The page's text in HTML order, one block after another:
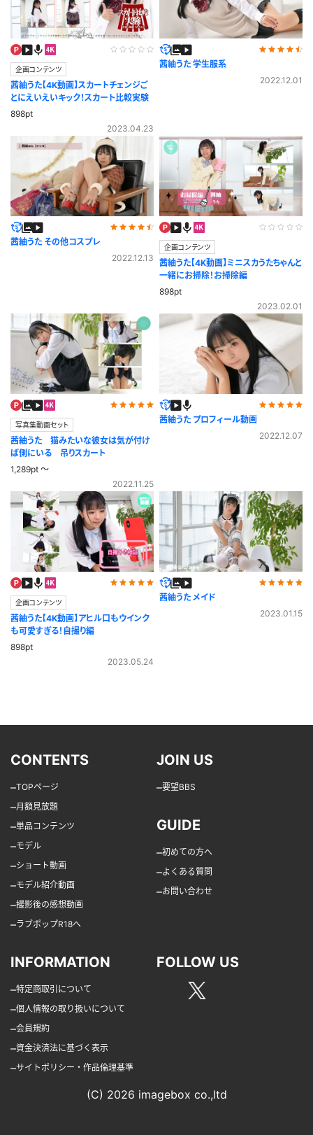
この作品はモデルさんと演出による総合芸術だと思います(笑)
公開日：2023.01.08
投稿者： ひろぴー
このレビューは参考になりましたか？
0
企画コンテンツ
茜紬うた【4K動画】スカートチェンジご
とにえいえいキック！スカート比較実験
898pt
2023.04.23
茜紬うた 学生服系
2022.12.01
茜紬うた その他コスプレ
2022.12.13
企画コンテンツ
茜紬うた【4K動画】ミニスカうたちゃんと
一緒にお掃除！お掃除編
898pt
2023.02.01
写真集動画セット
茜紬うた 猫みたいな彼女は気が付け
ば側にいる 吊りスカート
1,289pt ～
2022.11.25
茜紬うた プロフィール動画
2022.12.07
企画コンテンツ
茜紬うた【4K動画】アヒル口もウインク
も可愛すぎる！自撮り編
898pt
2023.05.24
茜紬うた メイド
2023.01.15
CONTENTS
–TOPページ
–月額見放題
–単品コンテンツ
–モデル
–ショート動画
–モデル紹介動画
–撮影後の感想動画
–ラブポップR18へ
JOIN US
–要望BBS
GUIDE
–初めての方へ
–よくある質問
–お問い合わせ
INFORMATION
–特定商取引について
–個人情報の取り扱いについて
–会員規約
–資金決済法に基づく表示
–サイトポリシー・作品倫理基準
FOLLOW US
(C) 2026 imagebox co.,ltd